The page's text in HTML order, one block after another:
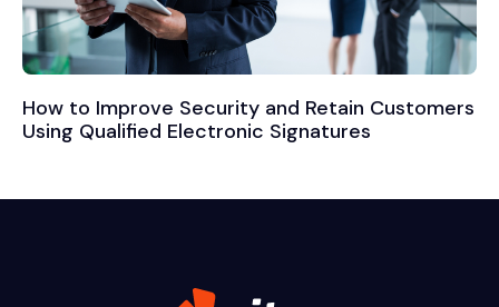
How to Improve Security and Retain Customers
Using Qualified Electronic Signatures